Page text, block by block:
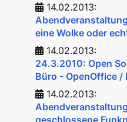
14.02.2013:
eine Wolke oder
14.02.2013:
24.3.2010: Open
Büro - OpenOffice /
14.02.2013:
geschlossene